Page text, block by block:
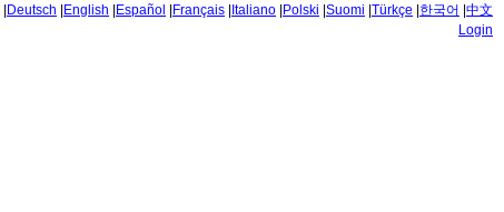
Deutsch English Español Français Italiano Polski Suomi Türkçe 한국어 中文
Login